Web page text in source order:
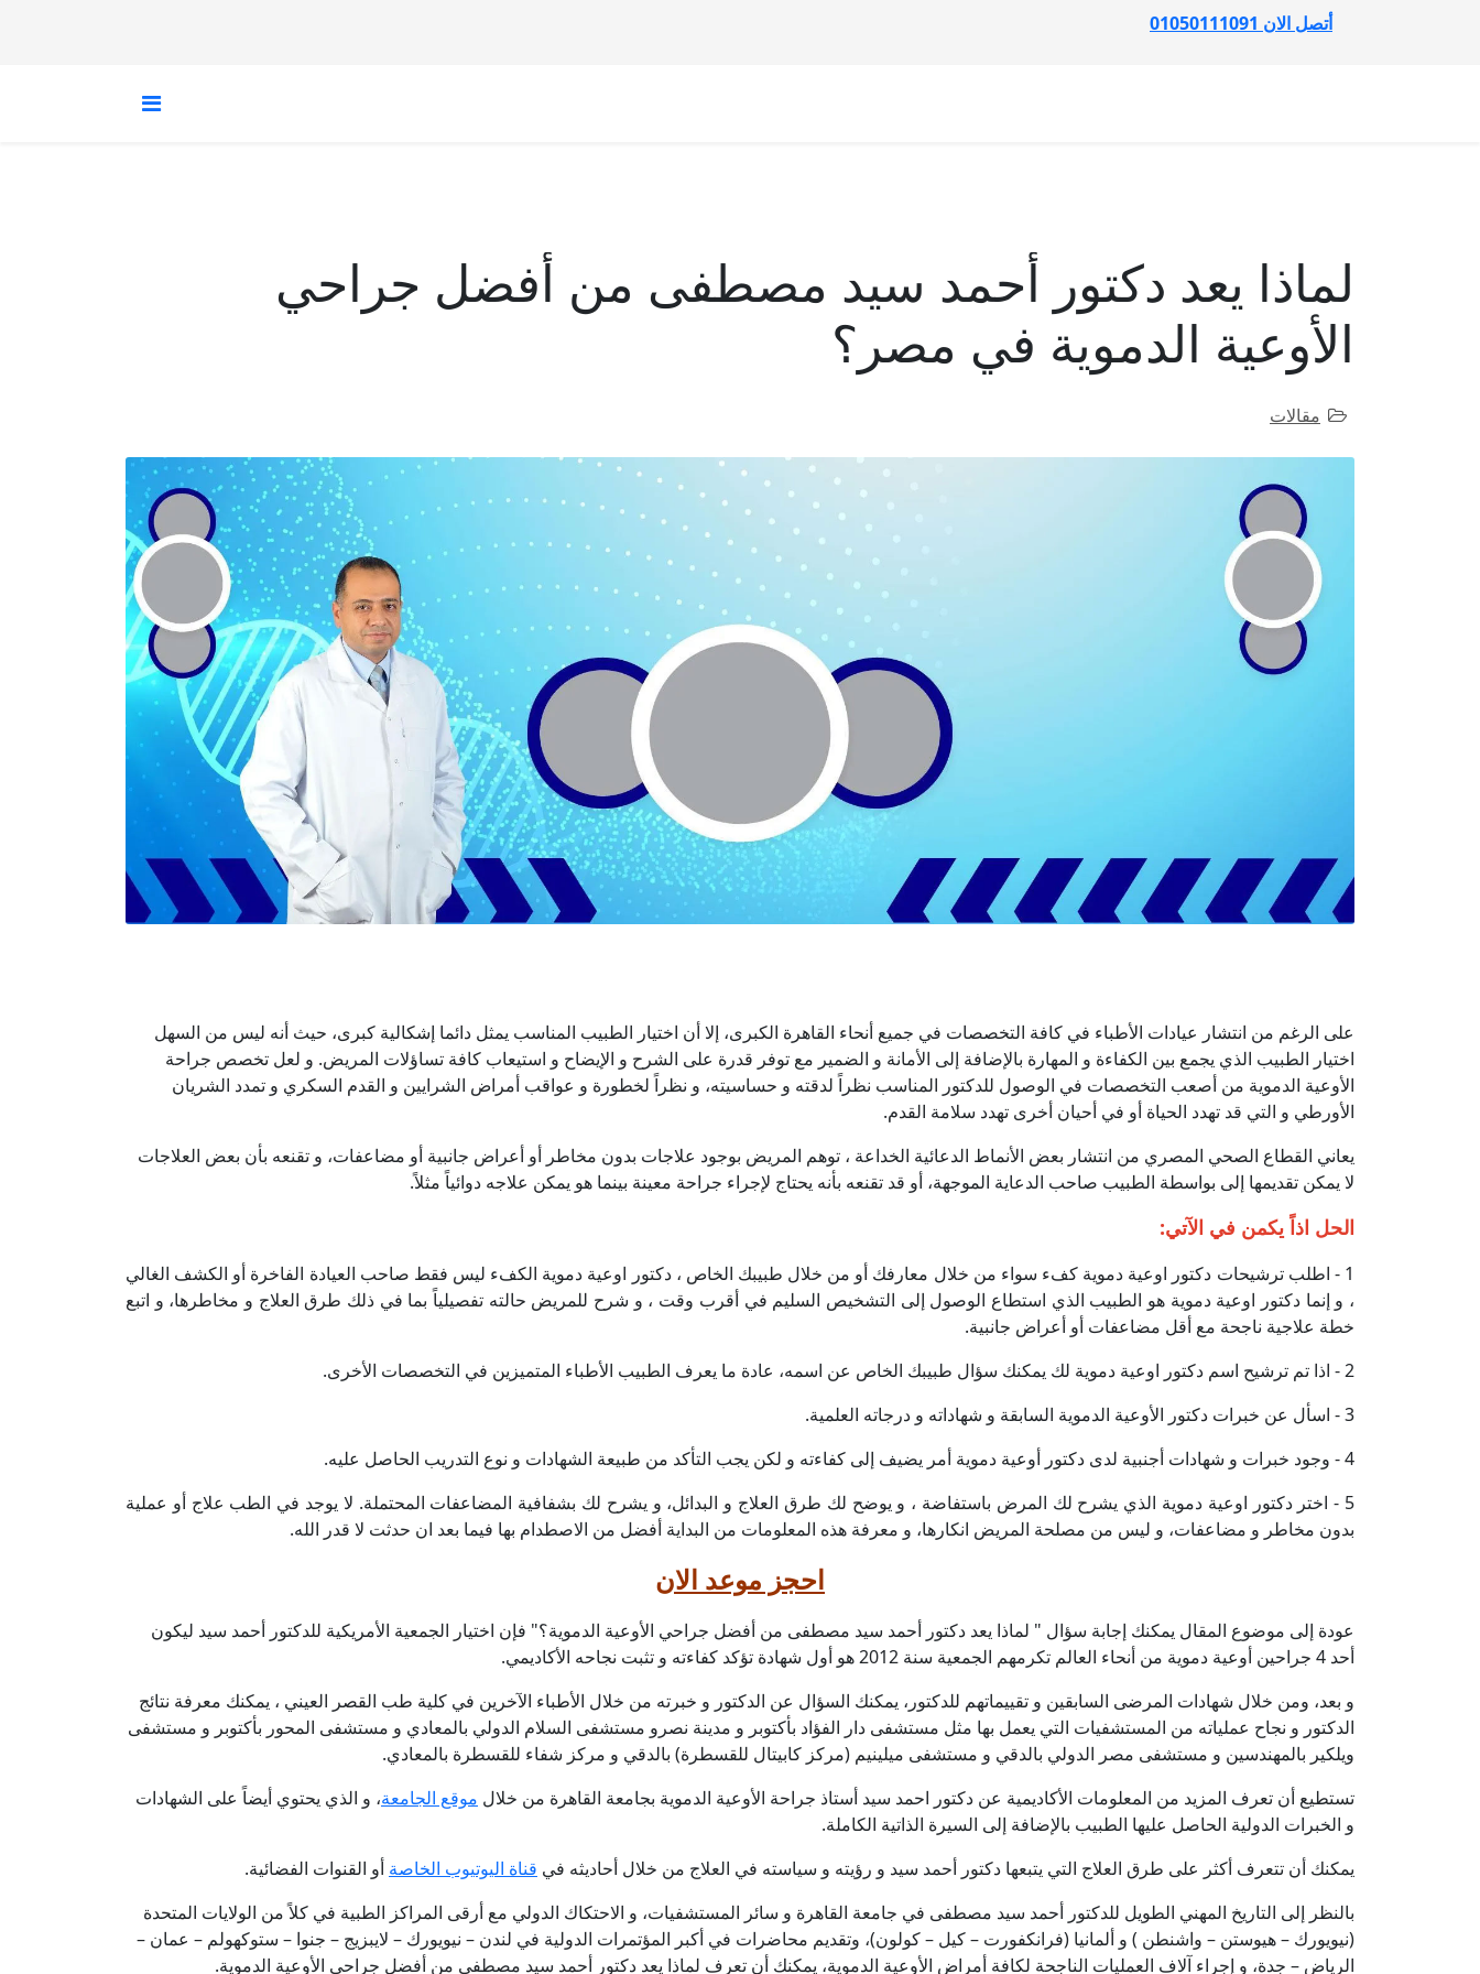
أتصل الان 01050111091
لماذا يعد دكتور أحمد سيد مصطفى من أفضل جراحي
الأوعية الدموية في مصر؟
مقالات
على الرغم من انتشار عيادات الأطباء في كافة التخصصات في جميع أنحاء القاهرة الكبرى، إلا أن اختيار الطبيب المناسب يمثل دائما إشكالية كبرى، حيث أنه ليس من السهل
اختيار الطبيب الذي يجمع بين الكفاءة و المهارة بالإضافة إلى الأمانة و الضمير مع توفر قدرة على الشرح و الإيضاح و استيعاب كافة تساؤلات المريض. و لعل تخصص جراحة
الأوعية الدموية من أصعب التخصصات في الوصول للدكتور المناسب نظراً لدقته و حساسيته، و نظراً لخطورة و عواقب أمراض الشرايين و القدم السكري و تمدد الشريان
الأورطي و التي قد تهدد الحياة أو في أحيان أخرى تهدد سلامة القدم.
يعاني القطاع الصحي المصري من انتشار بعض الأنماط الدعائية الخداعة ، توهم المريض بوجود علاجات بدون مخاطر أو أعراض جانبية أو مضاعفات، و تقنعه بأن بعض العلاجات
لا يمكن تقديمها إلى بواسطة الطبيب صاحب الدعاية الموجهة، أو قد تقنعه بأنه يحتاج لإجراء جراحة معينة بينما هو يمكن علاجه دوائياً مثلاً.
الحل اذاً يكمن في الآتي:
1 - اطلب ترشيحات دكتور اوعية دموية كفء سواء من خلال معارفك أو من خلال طبيبك الخاص ، دكتور اوعية دموية الكفء ليس فقط صاحب العيادة الفاخرة أو الكشف الغالي
، و إنما دكتور اوعية دموية هو الطبيب الذي استطاع الوصول إلى التشخيص السليم في أقرب وقت ، و شرح للمريض حالته تفصيلياً بما في ذلك طرق العلاج و مخاطرها، و اتبع
خطة علاجية ناجحة مع أقل مضاعفات أو أعراض جانبية.
2 - اذا تم ترشيح اسم دكتور اوعية دموية لك يمكنك سؤال طبيبك الخاص عن اسمه، عادة ما يعرف الطبيب الأطباء المتميزين في التخصصات الأخرى.
3 - اسأل عن خبرات دكتور الأوعية الدموية السابقة و شهاداته و درجاته العلمية.
4 - وجود خبرات و شهادات أجنبية لدى دكتور أوعية دموية أمر يضيف إلى كفاءته و لكن يجب التأكد من طبيعة الشهادات و نوع التدريب الحاصل عليه.
5 - اختر دكتور اوعية دموية الذي يشرح لك المرض باستفاضة ، و يوضح لك طرق العلاج و البدائل، و يشرح لك بشفافية المضاعفات المحتملة. لا يوجد في الطب علاج أو عملية
بدون مخاطر و مضاعفات، و ليس من مصلحة المريض انكارها، و معرفة هذه المعلومات من البداية أفضل من الاصطدام بها فيما بعد ان حدثت لا قدر الله.
احجز موعد الان
عودة إلى موضوع المقال يمكنك إجابة سؤال " لماذا يعد دكتور أحمد سيد مصطفى من أفضل جراحي الأوعية الدموية؟" فإن اختيار الجمعية الأمريكية للدكتور أحمد سيد ليكون
أحد 4 جراحين أوعية دموية من أنحاء العالم تكرمهم الجمعية سنة 2012 هو أول شهادة تؤكد كفاءته و تثبت نجاحه الأكاديمي.
و بعد، ومن خلال شهادات المرضى السابقين و تقييماتهم للدكتور، يمكنك السؤال عن الدكتور و خبرته من خلال الأطباء الآخرين في كلية طب القصر العيني ، يمكنك معرفة نتائج
الدكتور و نجاح عملياته من المستشفيات التي يعمل بها مثل مستشفى دار الفؤاد بأكتوبر و مدينة نصرو مستشفى السلام الدولي بالمعادي و مستشفى المحور بأكتوبر و مستشفى
ويلكير بالمهندسين و مستشفى مصر الدولي بالدقي و مستشفى ميلينيم (مركز كابيتال للقسطرة) بالدقي و مركز شفاء للقسطرة بالمعادي.
تستطيع أن تعرف المزيد من المعلومات الأكاديمية عن دكتور احمد سيد أستاذ جراحة الأوعية الدموية بجامعة القاهرة من خلال موقع الجامعة، و الذي يحتوي أيضاً على الشهادات
و الخبرات الدولية الحاصل عليها الطبيب بالإضافة إلى السيرة الذاتية الكاملة.
يمكنك أن تتعرف أكثر على طرق العلاج التي يتبعها دكتور أحمد سيد و رؤيته و سياسته في العلاج من خلال أحاديثه في قناة اليوتيوب الخاصة أو القنوات الفضائية.
بالنظر إلى التاريخ المهني الطويل للدكتور أحمد سيد مصطفى في جامعة القاهرة و سائر المستشفيات، و الاحتكاك الدولي مع أرقى المراكز الطبية في كلاً من الولايات المتحدة
(نيويورك – هيوستن – واشنطن ) و ألمانيا (فرانكفورت – كيل – كولون)، وتقديم محاضرات في أكبر المؤتمرات الدولية في لندن – نيويورك – لايبزيج – جنوا – ستوكهولم – عمان –
الرياض – جدة، و إجراء آلاف العمليات الناجحة لكافة أمراض الأوعية الدموية، يمكنك أن تعرف لماذا يعد دكتور أحمد سيد مصطفى من أفضل جراحي الأوعية الدموية.